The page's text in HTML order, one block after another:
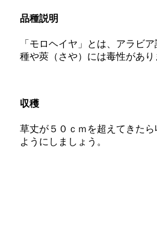
品種説明
「モロヘイヤ」とは、アラビ
種や莢（さや）には毒性があり
収穫
草丈が５０ｃｍを超えてきた
ようにしましょう。